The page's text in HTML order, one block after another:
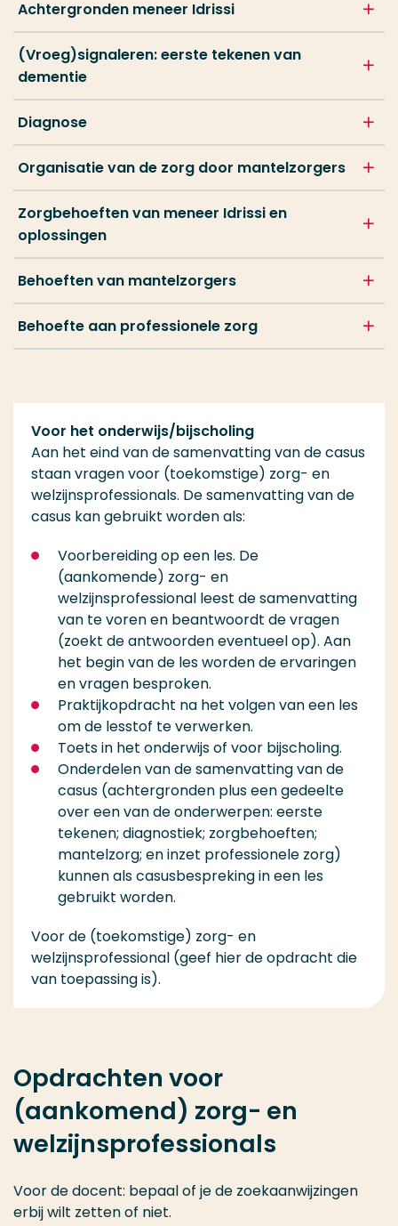
Achtergronden meneer Idrissi
(Vroeg)signaleren: eerste tekenen van
dementie
Diagnose
Organisatie van de zorg door mantelzorgers
Zorgbehoeften van meneer Idrissi en
oplossingen
Behoeften van mantelzorgers
Behoefte aan professionele zorg
Voor het onderwijs/bijscholing
Aan het eind van de samenvatting van de casus
staan vragen voor (toekomstige) zorg- en
welzijnsprofessionals. De samenvatting van de
casus kan gebruikt worden als:
Voorbereiding op een les. De
(aankomende) zorg- en
welzijnsprofessional leest de samenvatting
van te voren en beantwoordt de vragen
(zoekt de antwoorden eventueel op). Aan
het begin van de les worden de ervaringen
en vragen besproken.
Praktijkopdracht na het volgen van een les
om de lesstof te verwerken.
Toets in het onderwijs of voor bijscholing.
Onderdelen van de samenvatting van de
casus (achtergronden plus een gedeelte
over een van de onderwerpen: eerste
tekenen; diagnostiek; zorgbehoeften;
mantelzorg; en inzet professionele zorg)
kunnen als casusbespreking in een les
gebruikt worden.
Voor de (toekomstige) zorg- en
welzijnsprofessional (geef hier de opdracht die
van toepassing is).
Opdrachten voor
(aankomend) zorg- en
welzijnsprofessionals
Voor de docent: bepaal of je de zoekaanwijzingen
erbij wilt zetten of niet.